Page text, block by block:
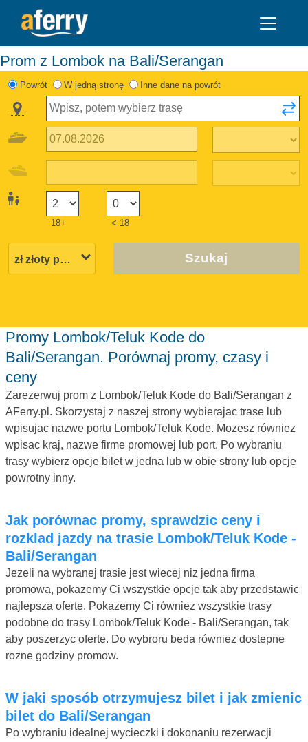
Prom z Lombok na Bali/Serangan
Powrót W jedną stronę Inne dane na powrót
18+ < 18
Szukaj
Promy Lombok/Teluk Kode do
Bali/Serangan. Porównaj promy, czasy i
ceny
Zarezerwuj prom z Lombok/Teluk Kode do Bali/Serangan z
AFerry.pl. Skorzystaj z naszej strony wybierajac trase lub
wpisujac nazwe portu Lombok/Teluk Kode. Mozesz równiez
wpisac kraj, nazwe firme promowej lub port. Po wybraniu
trasy wybierz opcje bilet w jedna lub w obie strony lub opcje
powrotny inny.
Jak porównac promy, sprawdzic ceny i
rozklad jazdy na trasie Lombok/Teluk Kode -
Bali/Serangan
Jezeli na wybranej trasie jest wiecej niz jedna firma
promowa, pokazemy Ci wszystkie opcje tak aby przedstawic
najlepsza oferte. Pokazemy Ci równiez wszystkie trasy
podobne do trasy Lombok/Teluk Kode - Bali/Serangan, tak
aby poszerzyc oferte. Do wybroru beda równiez dostepne
rozne godziny promow.
W jaki sposób otrzymujesz bilet i jak zmienic
bilet do Bali/Serangan
Po wybraniu idealnej wycieczki i dokonaniu rezerwacji